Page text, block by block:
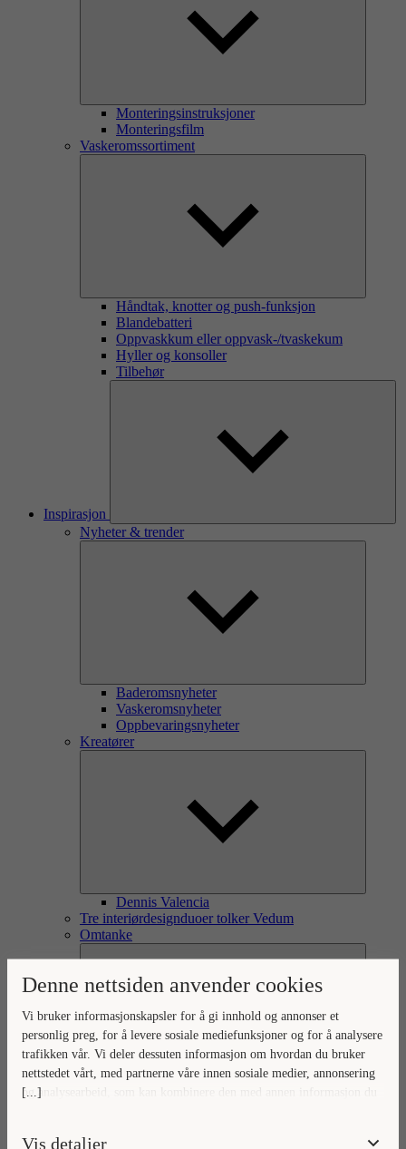
Denne nettsiden anvender cookies
[...]
Vi bruker informasjonskapsler for å gi innhold og annonser et
personlig preg, for å levere sosiale mediefunksjoner og for å analysere
trafikken vår. Vi deler dessuten informasjon om hvordan du bruker
nettstedet vårt, med partnerne våre innen sosiale medier, annonsering
og analysearbeid, som kan kombinere den med annen informasjon du
Vis detaljer
Monteringsinstruksjoner
Monteringsfilm
Vaskeromssortiment
Håndtak, knotter og push-funksjon
Blandebatteri
Oppvaskkum eller oppvask-/tvaskekum
Hyller og konsoller
Tilbehør
Inspirasjon
Nyheter & trender
Baderomsnyheter
Vaskeromsnyheter
Oppbevaringsnyheter
Kreatører
Dennis Valencia
Tre interiørdesignduoer tolker Vedum
Omtanke